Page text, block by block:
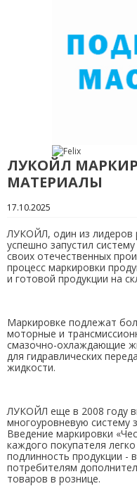
ЛУКОЙЛ
МАТЕРИАЛЫ
17.10.2025
ЛУКОЙЛ, один из лидеров
успешно запустил
своих отечественных
процесс маркировки
и готовой продукции на
Маркировке подлежат
моторные и
смазочно-охлаждающие
для гидравлических
жидкости.
ЛУКОЙЛ еще в 2008 году
многоуровневую систему
Введение маркировки
каждого покупателя
подлинность продукции -
потребителям
товаров в рознице.